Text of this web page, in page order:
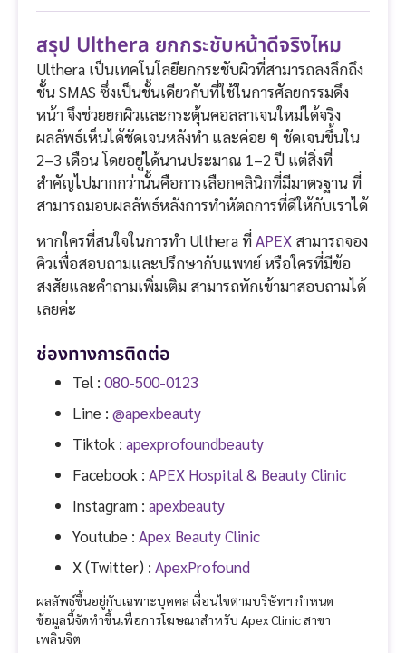
สรุป Ulthera ยกกระชับหน้าดีจริงไหม
Ulthera เป็นเทคโนโลยียกกระชับผิวที่สามารถลงลึกถึง
ชั้น SMAS ซึ่งเป็นชั้นเดียวกับที่ใช้ในการศัลยกรรมดึง
หน้า จึงช่วยยกผิวและกระตุ้นคอลลาเจนใหม่ได้จริง
ผลลัพธ์เห็นได้ชัดเจนหลังทำ และค่อย ๆ ชัดเจนขึ้นใน
2–3 เดือน โดยอยู่ได้นานประมาณ 1–2 ปี แต่สิ่งที่
สำคัญไปมากกว่านั้นคือการเลือกคลินิกที่มีมาตรฐาน ที่
สามารถมอบผลลัพธ์หลังการทำหัตถการที่ดีให้กับเราได้
หากใครที่สนใจในการทำ Ulthera ที่APEX สามารถจอง
คิวเพื่อสอบถามและปรึกษากับแพทย์ หรือใครที่มีข้อ
สงสัยและคำถามเพิ่มเติม สามารถทักเข้ามาสอบถามได้
เลยค่ะ
ช่องทางการติดต่อ
Tel : 080-500-0123
Line : @apexbeauty
Tiktok : apexprofoundbeauty
Facebook : APEX Hospital & Beauty Clinic
Instagram : apexbeauty
Youtube : Apex Beauty Clinic
X (Twitter) : ApexProfound
ผลลัพธ์ขึ้นอยู่กับเฉพาะบุคคล เงื่อนไขตามบริษัทฯ กำหนด
ข้อมูลนี้จัดทำขึ้นเพื่อการโฆษณาสำหรับ Apex Clinic สาขา
เพลินจิต